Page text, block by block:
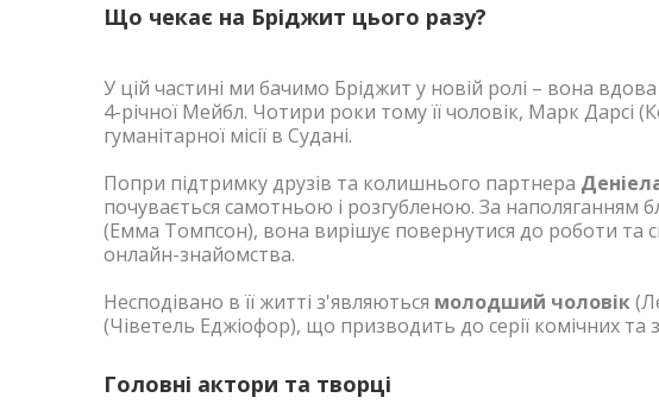
Що чекає на Бріджит цього разу?
У цій частині ми бачимо Бріджит у новій ролі – вона вдова
4-річної Мейбл. Чотири роки тому її чоловік, Марк Дарсі
гуманітарної місії в Судані.
Попри підтримку друзів та колишнього партнера
почувається самотньою і розгубленою. За наполяганням
(Емма Томпсон), вона вирішує повернутися до роботи та
онлайн-знайомства.
Несподівано в її житті з'являються молодший чоловік
(Чіветель Еджіофор), що призводить до серії комічних
Головні актори та творці